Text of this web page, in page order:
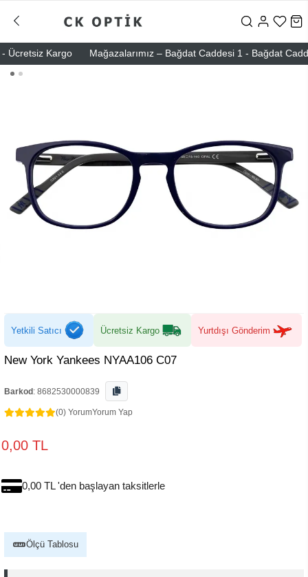
Kargo Mağazalarımız – Bağdat Caddesi 1 - Bağdat
Yetkili Satıcı Ücretsiz Kargo Yurtdışı Gönderim
New York Yankees NYAA106 C07
Barkod : 8682530000839
(0) YorumYorum Yap
0,00 TL
0,00 TL 'den başlayan taksitlerle
Ölçü Tablosu